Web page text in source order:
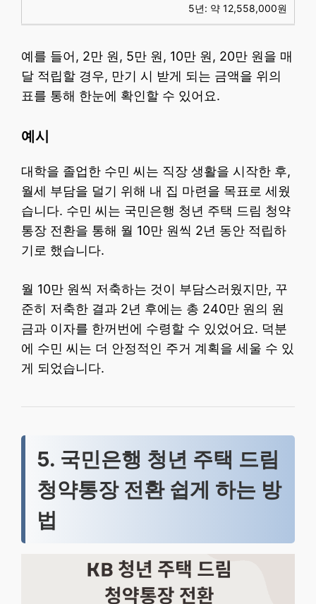
5년: 약 12,558,000원
예를 들어, 2만 원, 5만 원, 10만 원, 20만 원을 매
달 적립할 경우, 만기 시 받게 되는 금액을 위의
표를 통해 한눈에 확인할 수 있어요.
예시
대학을 졸업한 수민 씨는 직장 생활을 시작한 후,
월세 부담을 덜기 위해 내 집 마련을 목표로 세웠
습니다. 수민 씨는 국민은행 청년 주택 드림 청약
통장 전환을 통해 월 10만 원씩 2년 동안 적립하
기로 했습니다.
월 10만 원씩 저축하는 것이 부담스러웠지만, 꾸
준히 저축한 결과 2년 후에는 총 240만 원의 원
금과 이자를 한꺼번에 수령할 수 있었어요. 덕분
에 수민 씨는 더 안정적인 주거 계획을 세울 수 있
게 되었습니다.
5. 국민은행 청년 주택 드림
청약통장 전환 쉽게 하는 방
법